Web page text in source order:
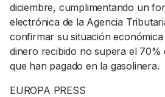
diciembre, cumplimentando un
electrónica de la Agencia
confirmar su situación
dinero recibido no supera el 70%
que han pagado en la gasolinera.
EUROPA PRESS